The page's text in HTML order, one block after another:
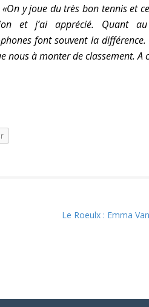
«On y joue du très bon tennis et
et j’ai apprécié. Quant
font souvent la
nous à monter de classement. A
Le Roeulx : Emma